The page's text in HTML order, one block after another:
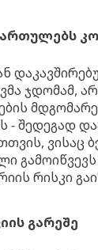
ჯდომამ,
- შედეგად
ვისაც
რისკი
გარეშე